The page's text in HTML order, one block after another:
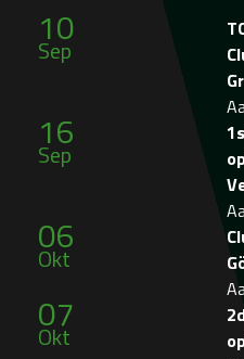
10
Sep
16
Sep
06
Okt
07
Okt